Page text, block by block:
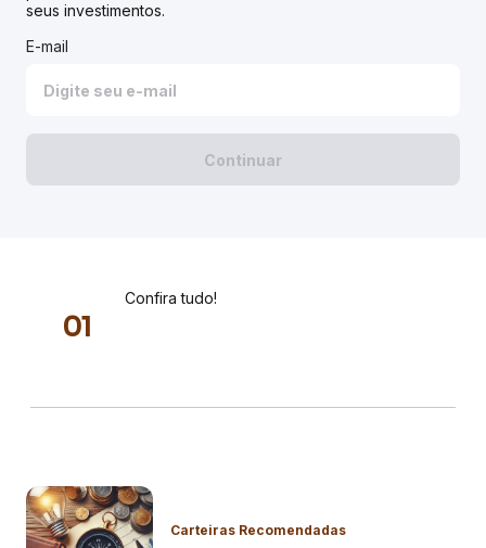
seus investimentos.
E-mail
Continuar
01
Confira tudo!
Carteiras Recomendadas